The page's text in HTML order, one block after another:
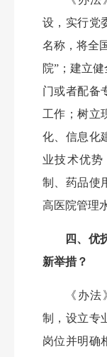
设，实行党
名称，将全
院”；建立
门或者配备
工作；树立
化、信息化
业技术优
制、药品使
高医院管理
四、优
新举措？
《办
制，设立专
岗位并明确